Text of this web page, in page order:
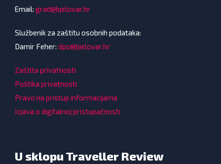
Email: grad@bjelovar.hr
Službenik za zaštitu osobnih podataka:
Damir Feher: dpo@bjelovar.hr
Zaštita privatnosti
Politika privatnosti
Pravo na pristup informacijama
Izjava o digitalnoj pristupačnosti
U sklopu Traveller Review